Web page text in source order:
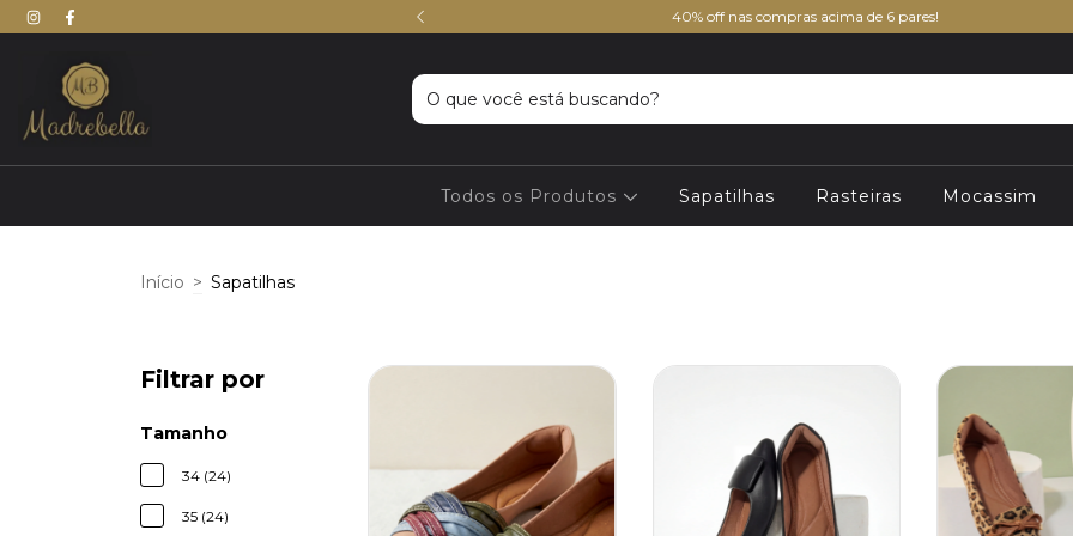
via WhatsApp 40% off nas compras acima de 6 pares!
Todos os Produtos Sapatilhas Rasteiras Mocassim
Início > Sapatilhas
Filtrar por
Tamanho
34 (24)
35 (24)